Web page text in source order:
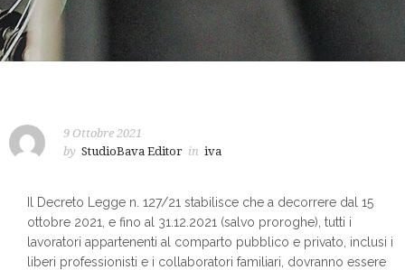
9 Ottobre 2021
by StudioBava Editor in iva
Il Decreto Legge n. 127/21 stabilisce che a decorrere dal 15
ottobre 2021, e fino al 31.12.2021 (salvo proroghe), tutti i
lavoratori appartenenti al comparto pubblico e privato, inclusi i
liberi professionisti e i collaboratori familiari, dovranno essere